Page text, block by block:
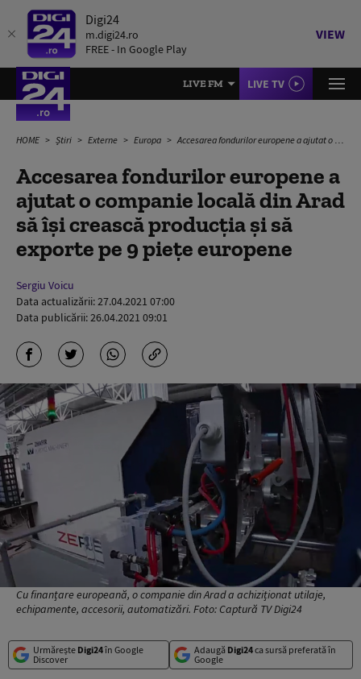
Digi24
m.digi24.ro
FREE - In Google Play
VIEW
LIVE FM LIVE TV
HOME Știri Externe Europa Accesarea fondurilor europene a ajutat o companie locală din Arad să își crească producția și să exporte pe 9 piețe europene
Accesarea fondurilor europene a
ajutat o companie locală din Arad
să își crească producția și să
exporte pe 9 piețe europene
Sergiu Voicu
Data actualizării:27.04.2021 07:00
Data publicării:26.04.2021 09:01
Cu finanțare europeană, o companie din Arad a achiziționat utilaje,
echipamente, accesorii, automatizări. Foto: Captură TV Digi24
Urmărește Digi24în Google
Discover
Adaugă Digi24ca sursă preferată în
Google